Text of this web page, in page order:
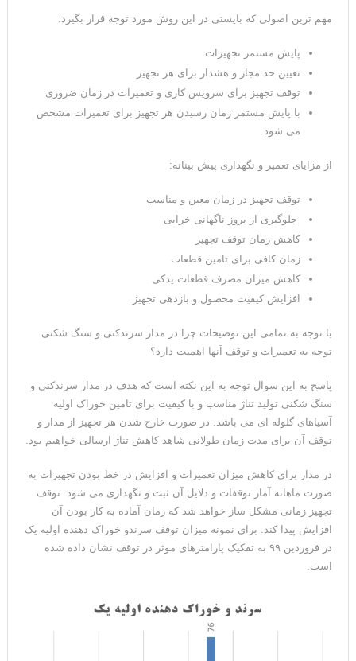
مهم ترین اصولی که بایستی در این روش مورد توجه قرار بگیرد:
پایش مستمر تجهیزات
تعیین حد مجاز و هشدار برای هر تجهیز
توقف تجهیز برای سرویس کاری و تعمیرات در زمان ضروری
با پایش مستمر زمان رسیدن هر تجهیز برای تعمیرات مشخص
می شود.
از مزایای تعمیر و نگهداری پیش بینانه:
توقف تجهیز در زمان معین و مناسب
جلوگیری از بروز ناگهانی خرابی
کاهش زمان توقف تجهیز
زمان کافی برای تامین قطعات
کاهش میزان مصرف قطعات یدکی
افزایش کیفیت محصول و بازدهی تجهیز
با توجه به تمامی این توضیحات چرا در مدار سرندکنی و سنگ شکنی
توجه به تعمیرات و توقف آنها اهمیت دارد؟
پاسخ به این سوال توجه به این نکته است که هدف در مدار سرندکنی و
سنگ شکنی تولید تناژ مناسب و با کیفیت برای تامین خوراک اولیه
آسیاهای گلوله ای می باشد. در صورت خارج شدن هر تجهیز از مدار و
توقف آن برای مدت زمان طولانی شاهد کاهش تناژ ارسالی خواهیم بود.
در مدار برای کاهش میزان تعمیرات و افزایش در خط بودن تجهیزات به
صورت ماهانه آمار توقفات و دلایل آن ثبت و نگهداری می شود. توقف
تجهیز زمانی مشکل ساز خواهد شد که زمان آماده به کار بودن آن
افزایش پیدا کند. برای نمونه میزان توقف سرندو خوراک دهنده اولیه یک
در فروردین ۹۹ به تفکیک پارامترهای موثر در توقف نشان داده شده
است.